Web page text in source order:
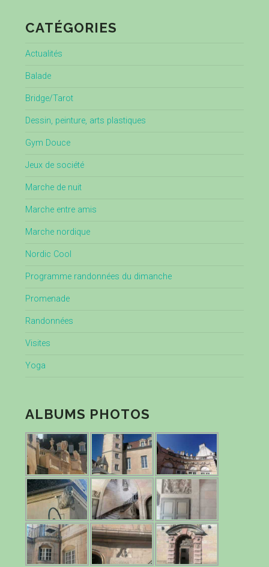
CATÉGORIES
Actualités
Balade
Bridge/Tarot
Dessin, peinture, arts plastiques
Gym Douce
Jeux de société
Marche de nuit
Marche entre amis
Marche nordique
Nordic Cool
Programme randonnées du dimanche
Promenade
Randonnées
Visites
Yoga
ALBUMS PHOTOS